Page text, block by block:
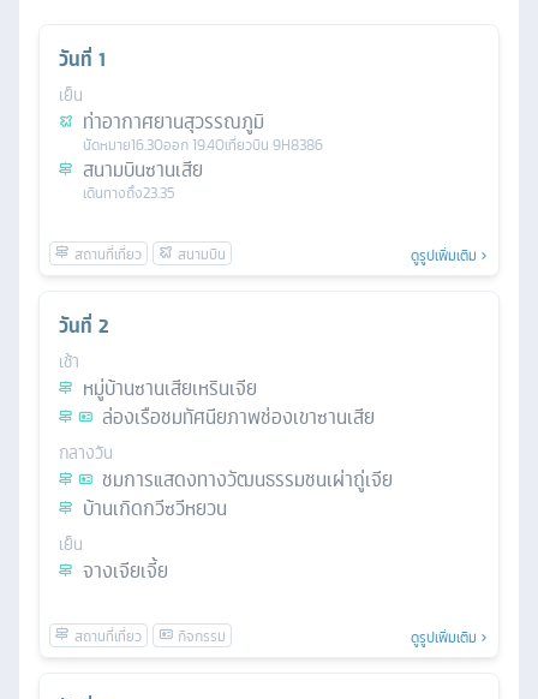
วันที่ 1
เย็น
ท่าอากาศยานสุวรรณภูมิ
นัดหมาย16.30ออก19.40เที่ยวบิน 9H8386
สนามบินซานเสีย
เดินทางถึง23.35
ดูรูปเพิ่มเติม
วันที่ 2
เช้า
หมู่บ้านซานเสียเหรินเจีย
ล่องเรือชมทัศนียภาพช่องเขาซานเสีย
กลางวัน
ชมการแสดงทางวัฒนธรรมชนเผ่าถู่เจีย
บ้านเกิดกวีซวีหยวน
เย็น
จางเจียเจี้ย
ดูรูปเพิ่มเติม